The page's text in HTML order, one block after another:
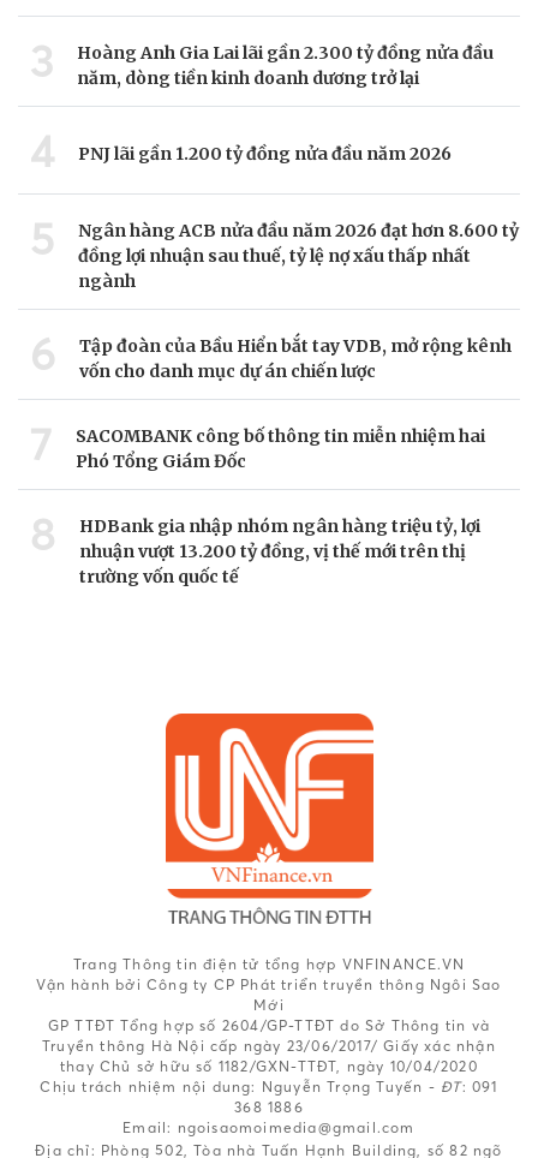
3
Hoàng Anh Gia Lai lãi gần 2.300 tỷ đồng nửa đầu
năm, dòng tiền kinh doanh dương trở lại
4 PNJ lãi gần 1.200 tỷ đồng nửa đầu năm 2026
5
Ngân hàng ACB nửa đầu năm 2026 đạt hơn 8.600 tỷ
đồng lợi nhuận sau thuế, tỷ lệ nợ xấu thấp nhất
ngành
6
Tập đoàn của Bầu Hiển bắt tay VDB, mở rộng kênh
vốn cho danh mục dự án chiến lược
7
SACOMBANK công bố thông tin miễn nhiệm hai
Phó Tổng Giám Đốc
8
HDBank gia nhập nhóm ngân hàng triệu tỷ, lợi
nhuận vượt 13.200 tỷ đồng, vị thế mới trên thị
trường vốn quốc tế
Trang Thông tin điện tử tổng hợp VNFINANCE.VN
Vận hành bởi Công ty CP Phát triển truyền thông Ngôi Sao
Mới
GP TTĐT Tổng hợp số 2604/GP-TTĐT do Sở Thông tin và
Truyền thông Hà Nội cấp ngày 23/06/2017/ Giấy xác nhận
thay Chủ sở hữu số 1182/GXN-TTĐT, ngày 10/04/2020
Chịu trách nhiệm nội dung: Nguyễn Trọng Tuyến - ĐT: 091
368 1886
Email: ngoisaomoimedia@gmail.com
Địa chỉ: Phòng 502, Tòa nhà Tuấn Hạnh Building, số 82 ngõ